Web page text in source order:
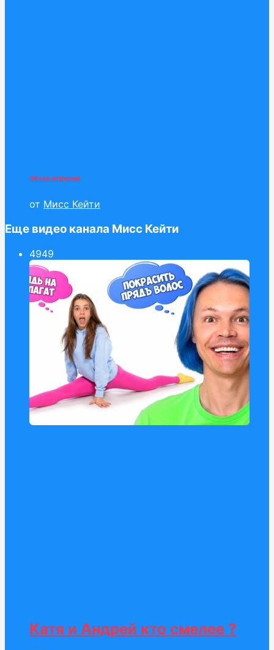
Обзор игрушек
от Мисс Кейти
Еще видео канала Мисс Кейти
4949
Катя и Андрей кто смелее ?